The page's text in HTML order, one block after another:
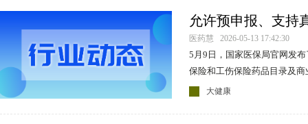
允许预申报、支持
目录调整征求意见
医药慧 2026-05-13 17:42:30
5月9日，国家医保局官网发
保险和工伤保险药品目录及
案》等相关文件公开征求意
大健康